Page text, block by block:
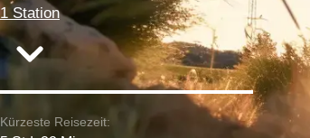
1 Station
Kürzeste Reisezeit: